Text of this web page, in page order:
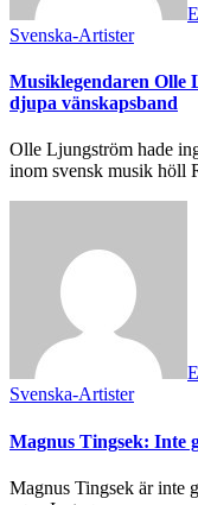
Svenska-Artister
Musiklegendaren Olle
djupa vänskapsband
Olle Ljungström hade inga biologiska barn. Trots sin ikoniska status
inom svensk musik höll
Svenska-Artister
Magnus Tingsek: Inte
Magnus Tingsek är inte gift men är far till tre döttrar, enligt hans